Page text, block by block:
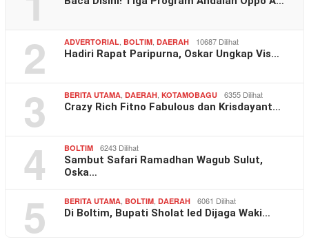
2 ADVERTORIAL BOLTIM DAERAH 10687 Dilihat
Hadiri Rapat Paripurna, Oskar Ungkap Vis…
3 BERITA UTAMA DAERAH KOTAMOBAGU 6355 Dilihat
Crazy Rich Fitno Fabulous dan Krisdayant…
4 BOLTIM 6243 Dilihat
Sambut Safari Ramadhan Wagub Sulut,
Oska…
5 BERITA UTAMA BOLTIM DAERAH 6061 Dilihat
Di Boltim, Bupati Sholat Ied Dijaga Waki…